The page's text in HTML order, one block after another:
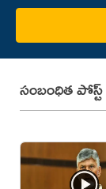
సంబంధిత పోస్ట్